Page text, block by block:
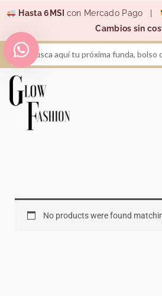
contenido
Hasta 6MSI con Mercado Pago |
Cambios sin
Search
...
No products were found